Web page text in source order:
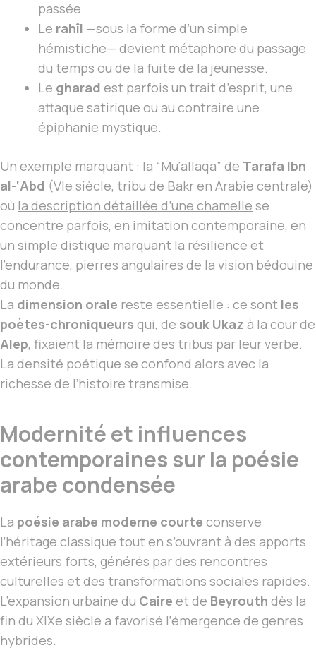
passée.
Le rahîl —sous la forme d’un simple
hémistiche— devient métaphore du passage
du temps ou de la fuite de la jeunesse.
Le gharad est parfois un trait d’esprit, une
attaque satirique ou au contraire une
épiphanie mystique.
Un exemple marquant : la “Mu‘allaqa” de Tarafa Ibn
al-‘Abd (VIe siècle, tribu de Bakr en Arabie centrale)
où la description détaillée d’une chamelle se
concentre parfois, en imitation contemporaine, en
un simple distique marquant la résilience et
l’endurance, pierres angulaires de la vision bédouine
du monde.
La dimension orale reste essentielle : ce sont les
poètes-chroniqueurs qui, de souk Ukaz à la cour de
Alep, fixaient la mémoire des tribus par leur verbe.
La densité poétique se confond alors avec la
richesse de l’histoire transmise.
Modernité et influences
contemporaines sur la poésie
arabe condensée
La poésie arabe moderne courte conserve
l’héritage classique tout en s’ouvrant à des apports
extérieurs forts, générés par des rencontres
culturelles et des transformations sociales rapides.
L’expansion urbaine du Caire et de Beyrouth dès la
fin du XIXe siècle a favorisé l’émergence de genres
hybrides.